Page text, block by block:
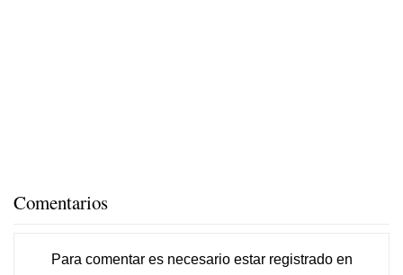
Comentarios
Para comentar es necesario estar registradoen